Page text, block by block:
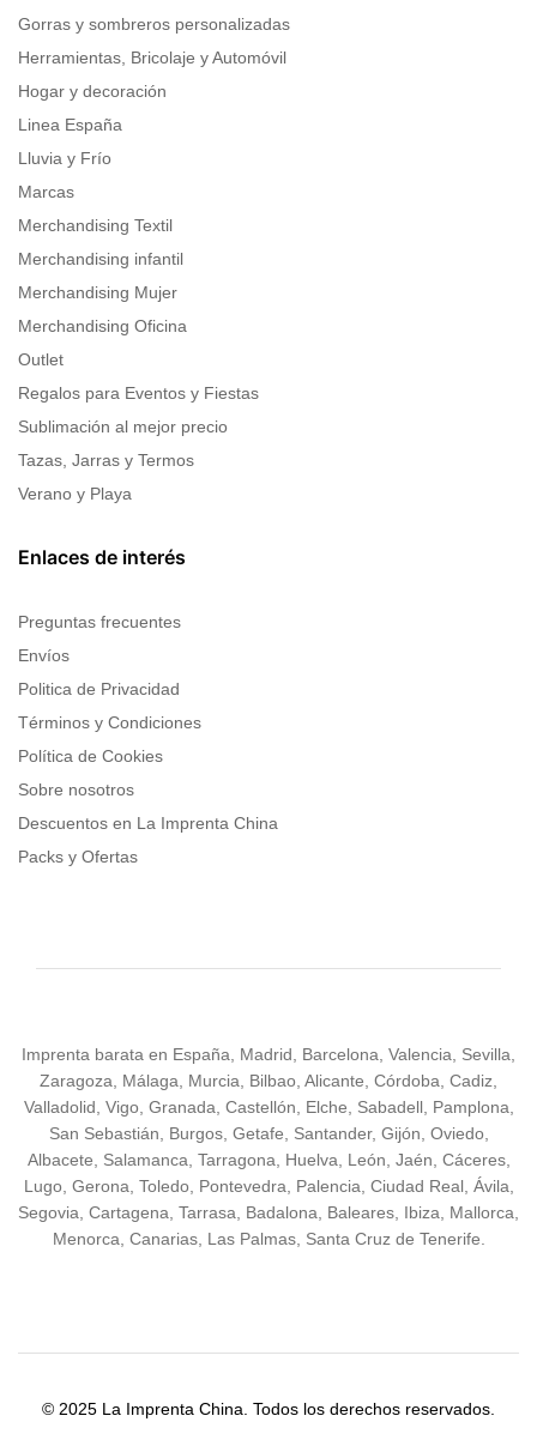
Gorras y sombreros personalizadas
Herramientas, Bricolaje y Automóvil
Hogar y decoración
Linea España
Lluvia y Frío
Marcas
Merchandising Textil
Merchandising infantil
Merchandising Mujer
Merchandising Oficina
Outlet
Regalos para Eventos y Fiestas
Sublimación al mejor precio
Tazas, Jarras y Termos
Verano y Playa
Enlaces de interés
Preguntas frecuentes
Envíos
Politica de Privacidad
Términos y Condiciones
Política de Cookies
Sobre nosotros
Descuentos en La Imprenta China
Packs y Ofertas
Imprenta barata en España, Madrid, Barcelona, Valencia, Sevilla,
Zaragoza, Málaga, Murcia, Bilbao, Alicante, Córdoba, Cadiz,
Valladolid, Vigo, Granada, Castellón, Elche, Sabadell, Pamplona,
San Sebastián, Burgos, Getafe, Santander, Gijón, Oviedo,
Albacete, Salamanca, Tarragona, Huelva, León, Jaén, Cáceres,
Lugo, Gerona, Toledo, Pontevedra, Palencia, Ciudad Real, Ávila,
Segovia, Cartagena, Tarrasa, Badalona, Baleares, Ibiza, Mallorca,
Menorca, Canarias, Las Palmas, Santa Cruz de Tenerife.
© 2025 La Imprenta China. Todos los derechos reservados.